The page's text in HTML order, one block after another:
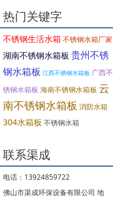
热门关键字
不锈钢生活水箱不锈钢水箱厂家
湖南不锈钢水箱板 贵州不锈
钢水箱板 江西不锈钢水箱板 广西不
锈钢水箱板 海南不锈钢水箱板 云
南不锈钢水箱板 消防水箱
304水箱板 不锈钢水箱
联系渠成
电话：13924859722
佛山市渠成环保设备有限公司 地